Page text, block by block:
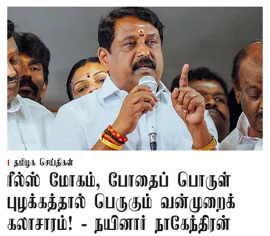
தமிழக செய்திகள்
ரீல்ஸ் மோகம், போதைப் பொருள்
புழக்கத்தால் பெருகும் வன்முறைக்
கலாசாரம்! - நயினார் நாகேந்திரன்